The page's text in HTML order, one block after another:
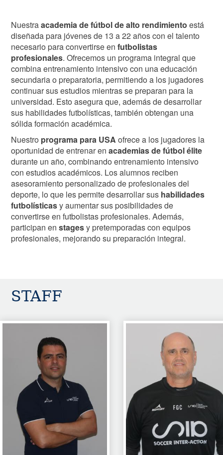
Nuestraacademia de fútbol de alto rendimiento está
diseñada para jóvenes de 13 a 22 años con el talento
necesario para convertirse enfutbolistas
profesionales. Ofrecemos un programa integral que
combina entrenamiento intensivo con una educación
secundaria o preparatoria, permitiendo a los jugadores
continuar sus estudios mientras se preparan para la
universidad. Esto asegura que, además de desarrollar
sus habilidades futbolísticas, también obtengan una
sólida formación académica.
Nuestro programa para USA ofrece a los jugadores la
oportunidad de entrenar en academias de fútbol élite
durante un año, combinando entrenamiento intensivo
con estudios académicos. Los alumnos reciben
asesoramiento personalizado de profesionales del
deporte, lo que les permite desarrollar sus habilidades
futbolísticasy aumentar sus posibilidades de
convertirse en futbolistas profesionales. Además,
participan enstagesy pretemporadas con equipos
profesionales, mejorando su preparación integral.
STAFF